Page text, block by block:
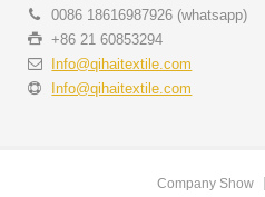
0086 18616987926 (whatsapp)
+86 21 60853294
Info@qihaitextile.com
Info@qihaitextile.com
Company Show